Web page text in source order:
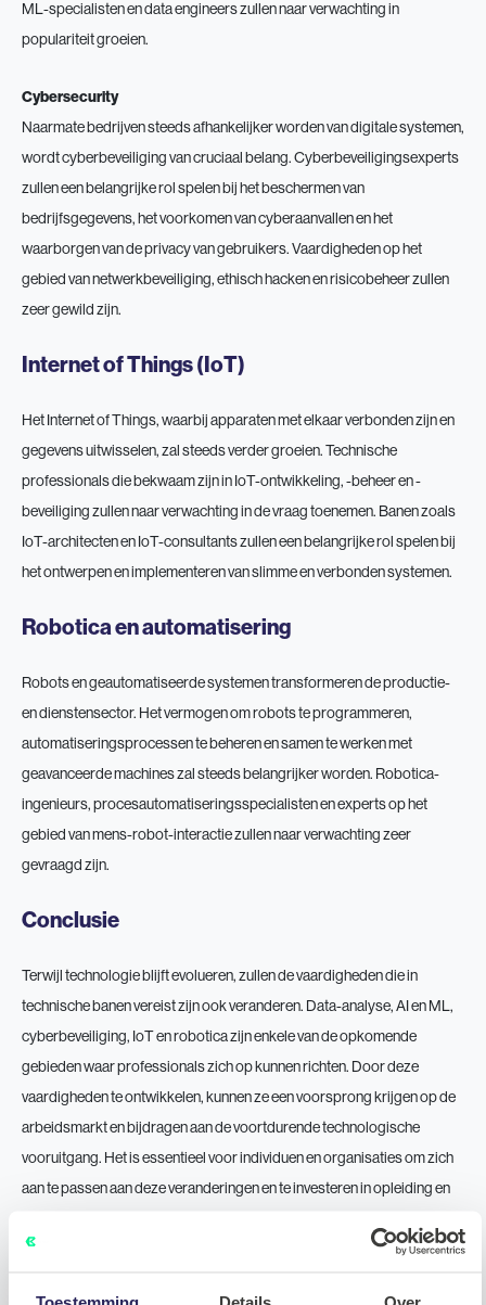
Toestemming Details Over
ML-specialisten en data engineers zullen naar verwachting in
populariteit groeien.
Cybersecurity
Naarmate bedrijven steeds afhankelijker worden van digitale systemen,
wordt cyberbeveiliging van cruciaal belang. Cyberbeveiligingsexperts
zullen een belangrijke rol spelen bij het beschermen van
bedrijfsgegevens, het voorkomen van cyberaanvallen en het
waarborgen van de privacy van gebruikers. Vaardigheden op het
gebied van netwerkbeveiliging, ethisch hacken en risicobeheer zullen
zeer gewild zijn.
Internet of Things (IoT)
Het Internet of Things, waarbij apparaten met elkaar verbonden zijn en
gegevens uitwisselen, zal steeds verder groeien. Technische
professionals die bekwaam zijn in IoT-ontwikkeling, -beheer en -
beveiliging zullen naar verwachting in de vraag toenemen. Banen zoals
IoT-architecten en IoT-consultants zullen een belangrijke rol spelen bij
het ontwerpen en implementeren van slimme en verbonden systemen.
Robotica en automatisering
Robots en geautomatiseerde systemen transformeren de productie-
en dienstensector. Het vermogen om robots te programmeren,
automatiseringsprocessen te beheren en samen te werken met
geavanceerde machines zal steeds belangrijker worden. Robotica-
ingenieurs, procesautomatiseringsspecialisten en experts op het
gebied van mens-robot-interactie zullen naar verwachting zeer
gevraagd zijn.
Conclusie
Terwijl technologie blijft evolueren, zullen de vaardigheden die in
technische banen vereist zijn ook veranderen. Data-analyse, AI en ML,
cyberbeveiliging, IoT en robotica zijn enkele van de opkomende
gebieden waar professionals zich op kunnen richten. Door deze
vaardigheden te ontwikkelen, kunnen ze een voorsprong krijgen op de
arbeidsmarkt en bijdragen aan de voortdurende technologische
vooruitgang. Het is essentieel voor individuen en organisaties om zich
aan te passen aan deze veranderingen en te investeren in opleiding en
toekomst.